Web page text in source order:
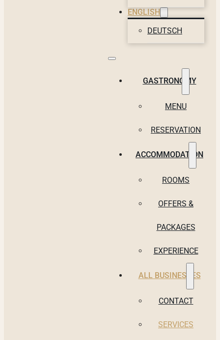
ENGLISH
DEUTSCH
GASTRONOMY
MENU
RESERVATION
ACCOMMODATION
ROOMS
OFFERS &
PACKAGES
EXPERIENCE
ALL BUSINESSES
CONTACT
SERVICES